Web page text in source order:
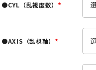
●CYL（乱視度数）
)
●AXIS（乱視軸）